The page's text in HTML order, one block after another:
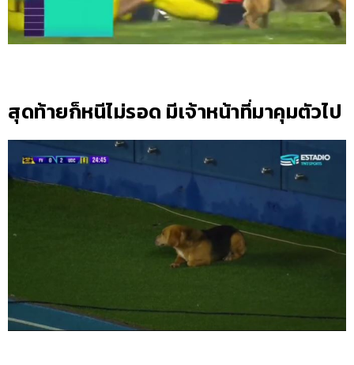
สุดท้ายก็หนีไม่รอด มีเจ้าหน้าที่มาคุมตัวไป